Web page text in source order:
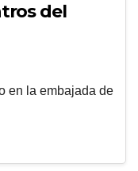
del
en la embajada de